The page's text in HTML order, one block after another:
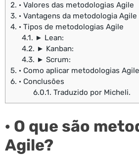
2. · Valores das metodologias Agile
3. · Vantagens da metodologia Agile
4. · Tipos de metodologias Agile
4.1. ► Lean:
4.2. ► Kanban:
4.3. ► Scrum:
5. · Como aplicar metodologias
6. · Conclusões
6.0.1. Traduzido por Micheli.
· O que são
Agile?